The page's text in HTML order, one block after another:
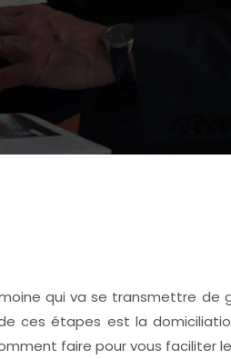
qui va se transmettre de
ces étapes est la
faire pour vous faciliter